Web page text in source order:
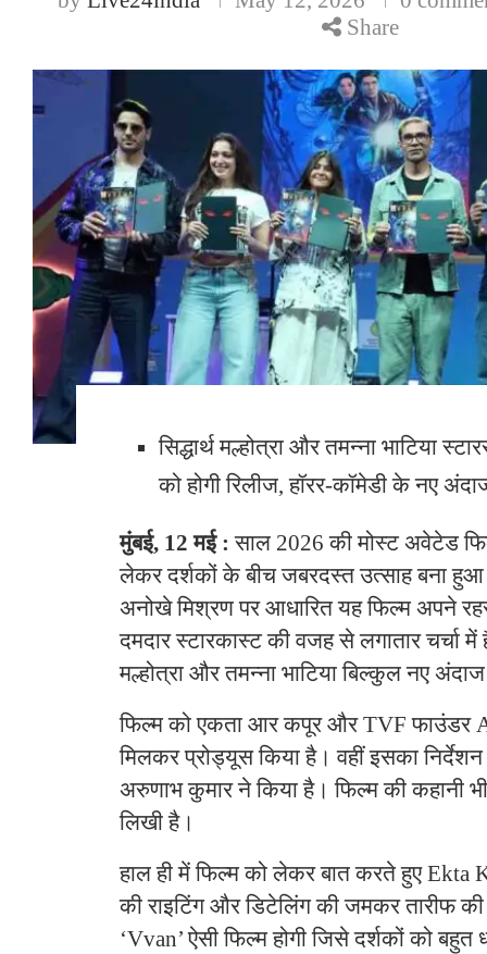
Share
सिद्धार्थ मल्होत्रा और तमन्ना भाटिया
को होगी रिलीज, हॉरर-कॉमेडी के नए
मुंबई, 12 मई : साल 2026 की मोस्ट अवेटेड
लेकर दर्शकों के बीच जबरदस्त उत्साह बना
अनोखे मिश्रण पर आधारित यह फिल्म अपने
दमदार स्टारकास्ट की वजह से लगातार चर्चा में
मल्होत्रा और तमन्ना भाटिया बिल्कुल नए
फिल्म को एकता आर कपूर और TVF फाउंडर
मिलकर प्रोड्यूस किया है। वहीं इसका
अरुणाभ कुमार ने किया है। फिल्म की कहानी
लिखी है।
हाल ही में फिल्म को लेकर बात करते हुए Ekta
की राइटिंग और डिटेलिंग की जमकर तारीफ
‘Vvan’ ऐसी फिल्म होगी जिसे दर्शकों को बहुत